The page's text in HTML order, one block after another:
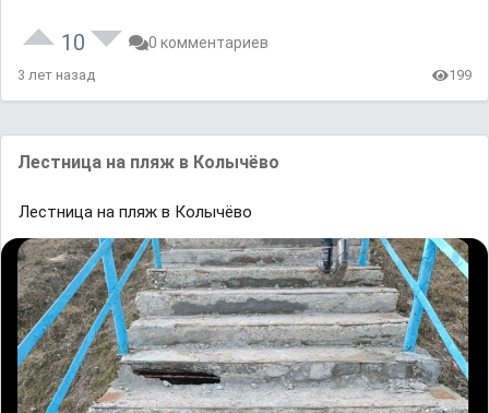
10 0 комментариев
3 лет назад 199
Лестница на пляж в Колычёво
Лестница на пляж в Колычёво